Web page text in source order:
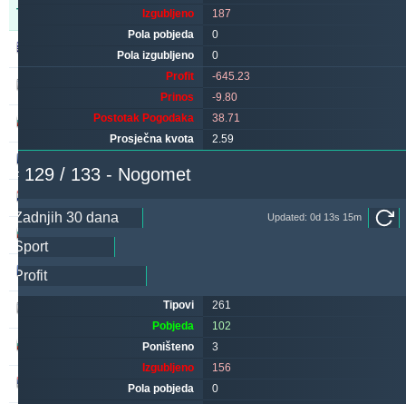
Izgubljeno
Pola pobjeda
Pola izgubljeno
187
0
0
Profit
Prinos
Postotak Pogodaka
Prosječna kvota
-645.23
-9.80
38.71
2.59
# 129 / 133 - Nogomet
Updated: 0d 13s 15m
Tipovi
Pobjeda
Poništeno
Izgubljeno
Pola pobjeda
261
102
3
156
0
Tipster Poništeno Izgubljeno
35
ivantsochev347 47 424
259
valderamma
247
0
4